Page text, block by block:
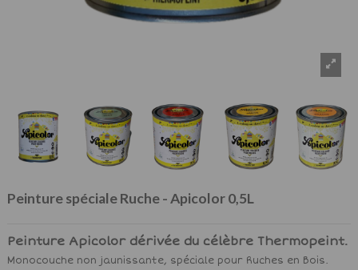
Peinture spéciale Ruche - Apicolor 0,5L
Peinture Apicolor dérivée du célèbre Thermopeint.
Monocouche non jaunissante, spéciale pour Ruches en Bois.